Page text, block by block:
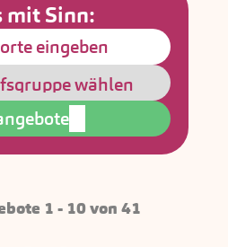
mit Sinn:
1 - 10 von 41